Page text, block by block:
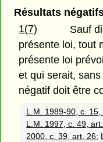
Résultats
1(7)
Sauf
présente loi, tout
présente loi
et qui serait,
négatif doit être
L.M. 1989-90, c. 15,
L.M. 1997, c. 49,
2000, c. 39, art. 26;